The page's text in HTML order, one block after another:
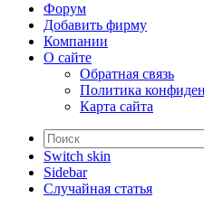
Форум
Добавить фирму
Компании
О сайте
Обратная связь
Политика
Карта сайта
Switch skin
Sidebar
Случайная статья